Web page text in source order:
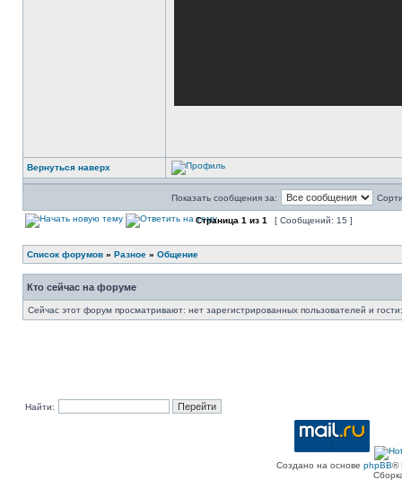
Вернуться наверх
Показать сообщения за:
Страница 1 из 1 [ Сообщений: 15 ]
Список форумов » Разное » Общение
Кто сейчас на форуме
Сейчас этот форум просматривают: нет зарегистрированных пользователей и
Найти:
Создано на основе phpBB®